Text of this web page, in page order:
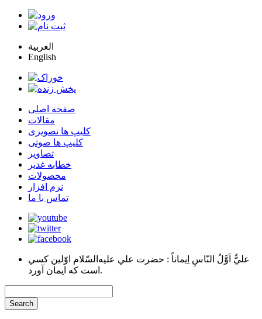
العربية
English
صفحه اصلی
مقالات
کلیپ ها تصویری
کلیپ ها صوتی
تصاویر
خطابه غدیر
محصولات
نرم افزار
تماس با ما
عليٌّ اَوَّلُ النّاسِ اِيماناً : حضرت علي عليه‌السّلام اوّلين كسي
است كه ايمان آورد.